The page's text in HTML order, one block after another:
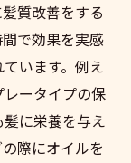
質改善をする
で効果を実感
います。例え
ータイプの保
に栄養を与え
際にオイルを